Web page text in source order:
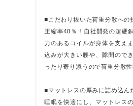
■こだわり抜いた荷重分散への
圧縮率40％！自社開発の超硬
力のあるコイルが身体を支え
込みが大きい腰や、隙間ので
ったり寄り添うので荷重分散性
■マットレスの厚みに詰め込ん
睡眠を快適にし、マットレス